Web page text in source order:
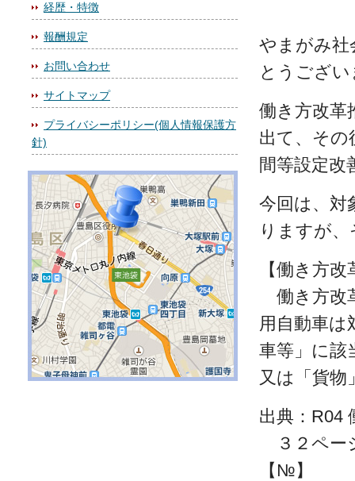
やまがみ社
とうござ
働き方改革
出て、その
間等設定改
今回は、対
りますが
【働き方
働き方改
用自動車は
車等」に該
又は「貨
出典：R04
３２ペー
【№】
経歴・特徴
報酬規定
お問い合わせ
サイトマップ
プライバシーポリシー(個人情報保護方
針)